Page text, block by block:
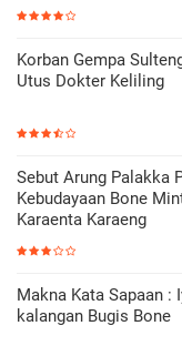
Korban Gempa
Utus Dokter Keliling
Sebut Arung Palakka
Kebudayaan Bone
Karaenta Karaeng
Makna Kata Sapaan :
kalangan Bugis Bone